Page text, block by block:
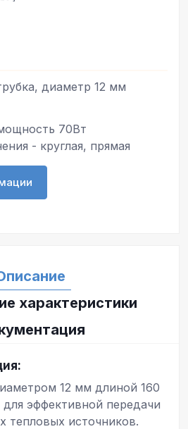
диаметр 12 мм
70Вт
- круглая, прямая
характеристики
12 мм длиной 160
эффективной передачи
тепловых источников.